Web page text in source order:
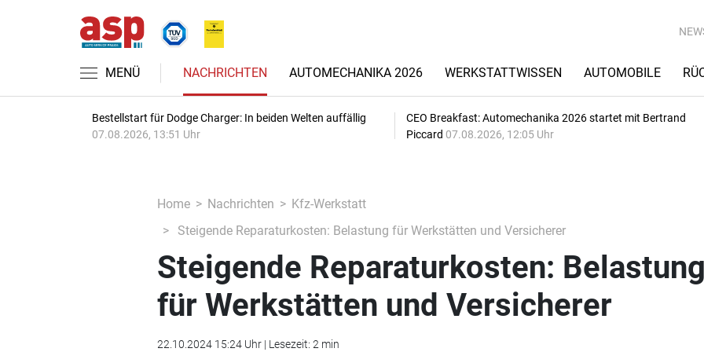
MENÜ NACHRICHTEN AUTOMECHANIKA 2026 WERKSTATTWISSEN AUTOMOBILE
Bestellstart für Dodge Charger: In beiden Welten auffällig
07.08.2026, 13:51 Uhr
CEO Breakfast: Automechanika 2026 startet mit Bertrand
Piccard 07.08.2026, 12:05 Uhr
Home Nachrichten
Kfz-Werkstatt
Steigende Reparaturkosten: Belastung für Werkstätten und Versicherer
Steigende Reparaturkosten: Belastung
für Werkstätten und Versicherer
22.10.2024 15:24 Uhr | Lesezeit: 2 min